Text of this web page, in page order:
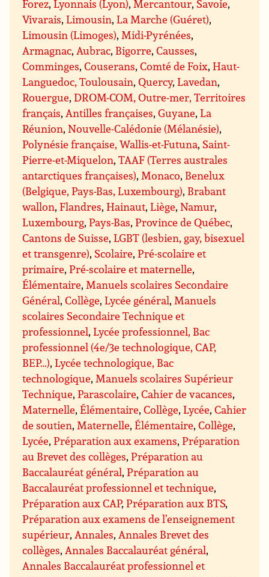
Forez,Lyonnais (Lyon), Mercantour, Savoie,
Vivarais,Limousin,La Marche (Guéret),
Limousin (Limoges), Midi-Pyrénées,
Armagnac, Aubrac, Bigorre,Causses,
Comminges,Couserans,Comté de Foix,Haut-
Languedoc, Toulousain,Quercy,Lavedan,
Rouergue,DROM-COM, Outre-mer, Territoires
français, Antilles françaises,Guyane,La
Réunion,Nouvelle-Calédonie (Mélanésie),
Polynésie française, Wallis-et-Futuna, Saint-
Pierre-et-Miquelon,TAAF (Terres australes
antarctiques françaises), Monaco, Benelux
(Belgique, Pays-Bas, Luxembourg), Brabant
wallon,Flandres,Hainaut,Liège,Namur,
Luxembourg,Pays-Bas,Province de Québec,
Cantons de Suisse,LGBT (lesbien, gay, bisexuel
et transgenre), Scolaire,Pré-scolaire et
primaire,Pré-scolaire et maternelle,
Élémentaire, Manuels scolaires Secondaire
Général,Collège,Lycée général, Manuels
scolaires Secondaire Technique et
professionnel,Lycée professionnel, Bac
professionnel (4e/3e technologique, CAP,
BEP…),Lycée technologique, Bac
technologique, Manuels scolaires Supérieur
Technique,Parascolaire,Cahier de vacances,
Maternelle,Élémentaire,Collège,Lycée,Cahier
de soutien, Maternelle,Élémentaire,Collège,
Lycée,Préparation aux examens,Préparation
au Brevet des collèges,Préparation au
Baccalauréat général,Préparation au
Baccalauréat professionnel et technique,
Préparation aux CAP,Préparation aux BTS,
Préparation aux examens de l’enseignement
supérieur, Annales, Annales Brevet des
collèges, Annales Baccalauréat général,
Annales Baccalauréat professionnel et